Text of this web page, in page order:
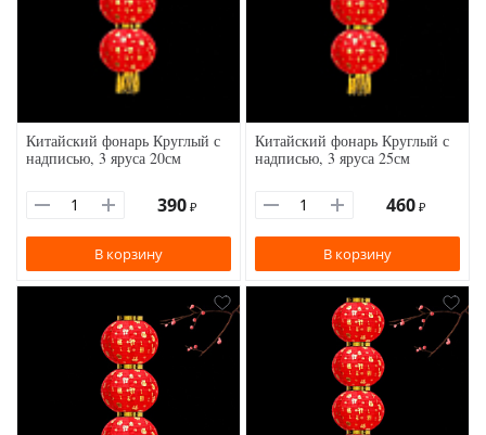
Китайский фонарь Круглый с
надписью, 3 яруса 20см
390 ₽
В корзину
Китайский фонарь Круглый с
надписью, 3 яруса 25см
460 ₽
В корзину